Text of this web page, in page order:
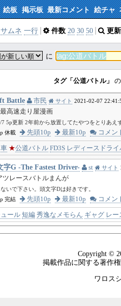
絵板 掲示板 最新コメント 絵チャ
サムネ 一行 件数 20 30 50 更
に
タグ「公道バトル」
Battle 市民 サイト 2021-02-07
高速走り屋漫画
7 5p更新 2年前から放置してたやつをとりあえ
休載
先頭10p 最新10p コメン
車 ★公道バトル FD3S レディースドライ
字G -The Fastest Driver- st サイト
ツレースバトルまんが
いで下さい。頭文字Dは好きです。
完結
先頭10p 最新10p コメン
ール 短編 秀逸なメモらん ギャグ レー
Copyright ©
掲載作品に関する著作
ワロス